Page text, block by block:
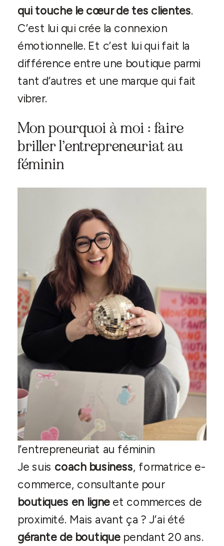
qui touche le cœur de tes clientes.
C’est lui qui crée la connexion
émotionnelle. Et c’est lui qui fait la
différence entre une boutique parmi
tant d’autres et une marque qui fait
vibrer.
Mon pourquoi à moi : faire
briller l’entrepreneuriat au
féminin
l’entrepreneuriat au féminin
Je suis coach business, formatrice e-
commerce, consultante pour
boutiques en ligneet commerces de
proximité. Mais avant ça ? J’ai été
gérante de boutiquependant 20 ans.